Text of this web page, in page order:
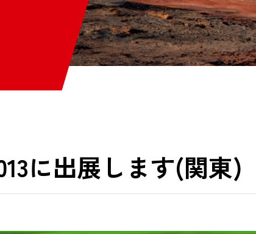
に出展します(関東)